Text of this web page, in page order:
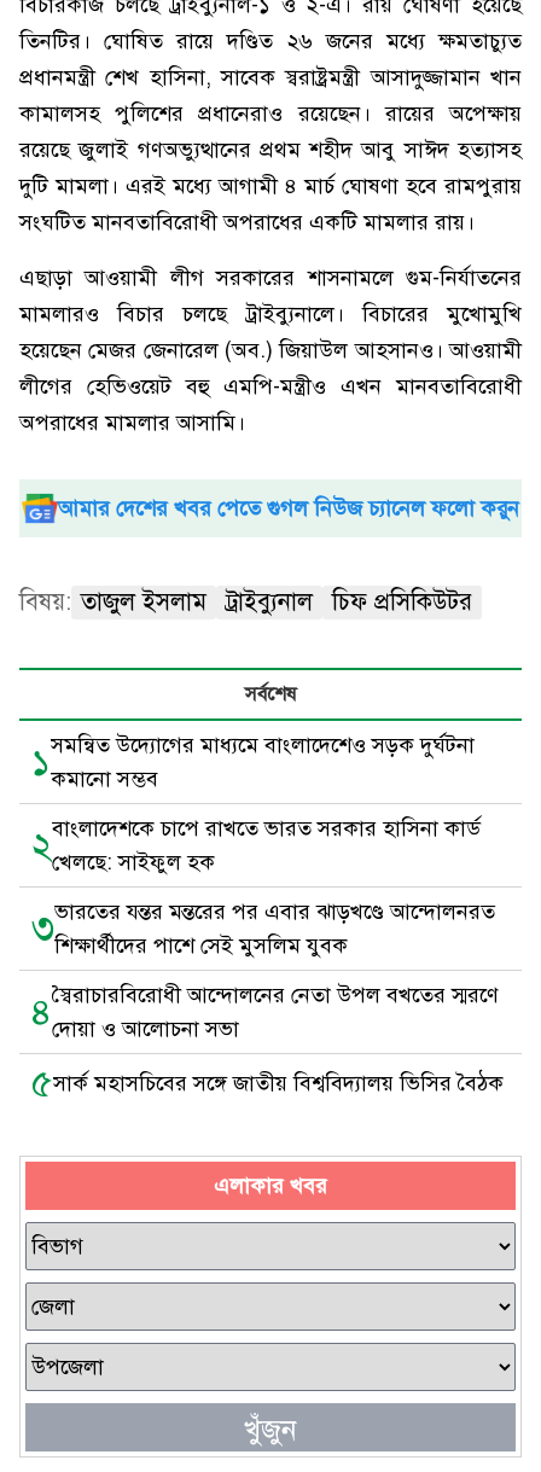
তিনটির। ঘোষিত রায়ে দণ্ডিত ২৬ জনের মধ্যে ক্ষমতাচ্যুত
প্রধানমন্ত্রী শেখ হাসিনা, সাবেক স্বরাষ্ট্রমন্ত্রী আসাদুজ্জামান খান
কামালসহ পুলিশের প্রধানেরাও রয়েছেন। রায়ের অপেক্ষায়
রয়েছে জুলাই গণঅভ্যুত্থানের প্রথম শহীদ আবু সাঈদ হত্যাসহ
দুটি মামলা। এরই মধ্যে আগামী ৪ মার্চ ঘোষণা হবে রামপুরায়
সংঘটিত মানবতাবিরোধী অপরাধের একটি মামলার রায়।
এছাড়া আওয়ামী লীগ সরকারের শাসনামলে গুম-নির্যাতনের
মামলারও বিচার চলছে ট্রাইব্যুনালে। বিচারের মুখোমুখি
হয়েছেন মেজর জেনারেল (অব.) জিয়াউল আহসানও। আওয়ামী
লীগের হেভিওয়েট বহু এমপি-মন্ত্রীও এখন মানবতাবিরোধী
অপরাধের মামলার আসামি।
আমার দেশের খবর পেতে গুগল নিউজ চ্যানেল ফলো করুন
বিষয়: তাজুল ইসলাম ট্রাইব্যুনাল চিফ প্রসিকিউটর
সর্বশেষ
১সমন্বিত উদ্যোগের মাধ্যমে বাংলাদেশেও সড়ক দুর্ঘটনা
কমানো সম্ভব
২বাংলাদেশকে চাপে রাখতে ভারত সরকার হাসিনা কার্ড
খেলছে: সাইফুল হক
৩ভারতের যন্তর মন্তরের পর এবার ঝাড়খণ্ডে আন্দোলনরত
শিক্ষার্থীদের পাশে সেই মুসলিম যুবক
৪স্বৈরাচারবিরোধী আন্দোলনের নেতা উপল বখতের স্মরণে
দোয়া ও আলোচনা সভা
৫সার্ক মহাসচিবের সঙ্গে জাতীয় বিশ্ববিদ্যালয় ভিসির বৈঠক
এলাকার খবর
খুঁজুন